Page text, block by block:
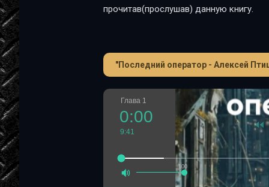
прочитав(прослушав) данную книгу.
"Последний оператор - Алексей
Глава 1
100
0:00
9:41